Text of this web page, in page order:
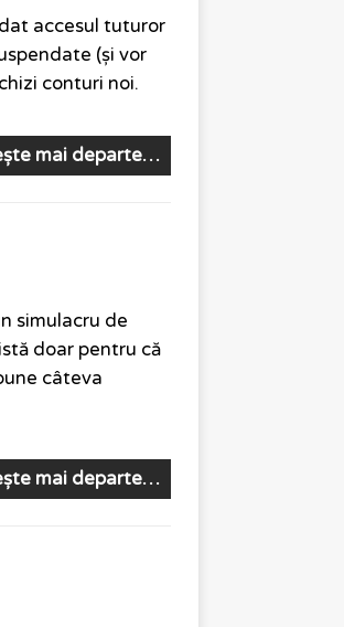
accesul tuturor
(și vor
conturi noi.
mai departe…
simulacru de
doar pentru că
câteva
mai departe…